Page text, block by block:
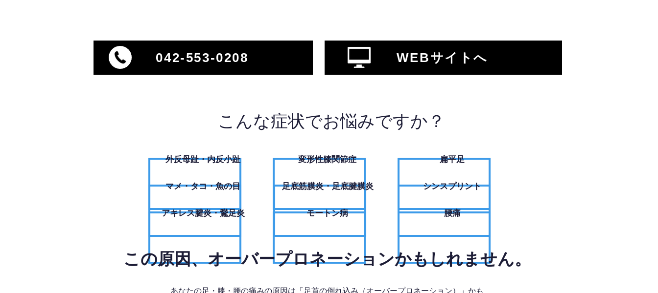
042-553-0208 WEBサイトへ
こんな症状でお悩みですか？
外反母趾・内反小趾
​マメ・タコ・魚の目
アキレス腱炎・鵞足炎
変形性膝関節症
足底筋膜炎・足底腱膜炎
モートン病
扁平足
シンスプリント
腰痛
​この原因、オーバープロネーションかもしれません。
あなたの足・膝・腰の痛みの原因は「足首の倒れ込み（オーバープロネーション）」かも